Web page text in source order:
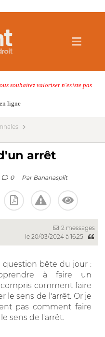
souhaitez valoriser n'existe pas
ligne
arrêt
0 Par Bananasplit
2 messages
le 20/03/2024 à 16:25
question bête du jour :
à faire un
comment faire
le sens de l'arrêt. Or je
pas comment faire
sens de l'arrêt.